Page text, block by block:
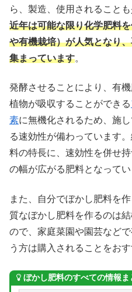
ら、製造、使用されること
近年は可能な限り化学肥料
や有機栽培）が人気となり
集まっています。
発酵させることにより、有機
植物が吸収することができる
素に無機化されるため、施
る速効性が備わっています
料の特長に、速効性を併せ
の幅が広がる肥料となってい
また、自分でぼかし肥料を
質なぼかし肥料を作るのは
ので、家庭菜園や園芸など
う方は購入されることをおす
ぼかし肥料のすべての情報ま